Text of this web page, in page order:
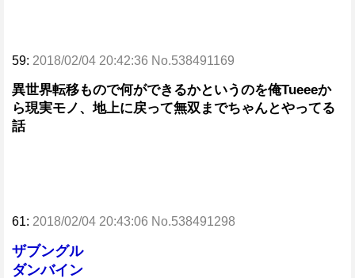
59: 2018/02/04 20:42:36 No.538491169
異世界転移もので何ができるかというのを俺Tueeeか
ら現実モノ、地上に戻って無双までちゃんとやってる
話
61: 2018/02/04 20:43:06 No.538491298
ザブングル
ダンバイン